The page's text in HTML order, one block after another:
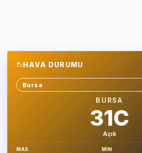
HAVA DURUMU
Sehir sec
BURSA
31C
Açık
MAX MIN